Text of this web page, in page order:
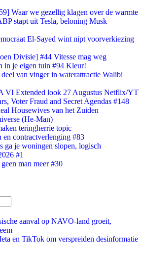
Waar we gezellig klagen over de warmte
stapt uit Tesla, beloning Musk
El-Sayed wint nipt voorverkiezing
Divisie] #44 Vitesse mag weg
in je eigen tuin #94 Kleur!
van vinger in waterattractie Walibi
VI Extended look 27 Augustus Netflix/YT
Voter Fraud and Secret Agendas #148
Housewives van het Zuiden
(He-Man)
teringherrie topic
en contractverlenging #83
ga je woningen slopen, logisch
#1
man meer #30
aanval op NAVO-land groeit,
en TikTok om verspreiden desinformatie